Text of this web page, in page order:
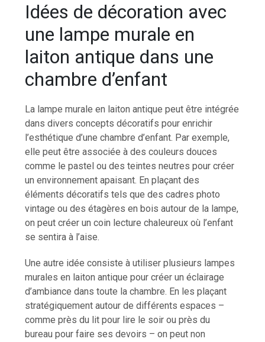
Idées de décoration avec
une lampe murale en
laiton antique dans une
chambre d’enfant
La lampe murale en laiton antique peut être intégrée
dans divers concepts décoratifs pour enrichir
l’esthétique d’une chambre d’enfant. Par exemple,
elle peut être associée à des couleurs douces
comme le pastel ou des teintes neutres pour créer
un environnement apaisant. En plaçant des
éléments décoratifs tels que des cadres photo
vintage ou des étagères en bois autour de la lampe,
on peut créer un coin lecture chaleureux où l’enfant
se sentira à l’aise.
Une autre idée consiste à utiliser plusieurs lampes
murales en laiton antique pour créer un éclairage
d’ambiance dans toute la chambre. En les plaçant
stratégiquement autour de différents espaces –
comme près du lit pour lire le soir ou près du
bureau pour faire ses devoirs – on peut non